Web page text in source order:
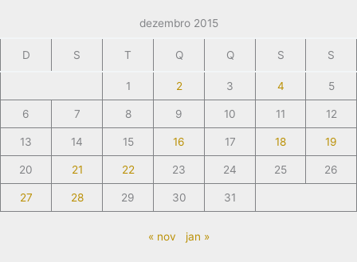
dezembro 2015
D S T Q Q S S
1 2 3 4 5
6 7 8 9 10 11 12
13 14 15 16 17 18 19
20 21 22 23 24 25 26
27 28 29 30 31
« nov jan »